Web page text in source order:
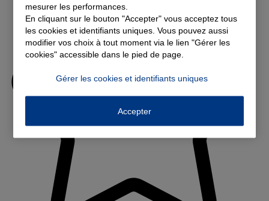
mesurer les performances.
En cliquant sur le bouton "Accepter" vous acceptez tous
les cookies et identifiants uniques. Vous pouvez aussi
modifier vos choix à tout moment via le lien "Gérer les
cookies" accessible dans le pied de page.
Gérer les cookies et identifiants uniques
Accepter